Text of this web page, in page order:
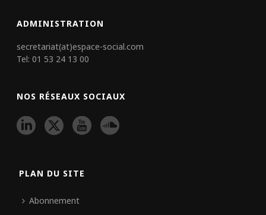
ADMINISTRATION
secretariat(at)espace-social.com
Tel: 01 53 24 13 00
NOS RÉSEAUX SOCIAUX
PLAN DU SITE
Abonnement